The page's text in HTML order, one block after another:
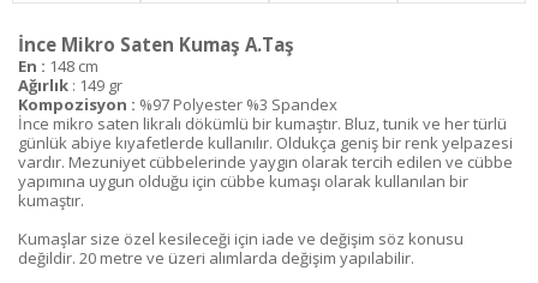
İnce Mikro Saten Kumaş A.Taş
En : 148 cm
Ağırlık : 149 gr
Kompozisyon : %97 Polyester %3 Spandex
İnce mikro saten likralı dökümlü bir kumaştır. Bluz, tunik ve her türlü
günlük abiye kıyafetlerde kullanılır. Oldukça geniş bir renk yelpazesi
vardır. Mezuniyet cübbelerinde yaygın olarak tercih edilen ve cübbe
yapımına uygun olduğu için cübbe kumaşı olarak kullanılan bir
kumaştır.
Kumaşlar size özel kesileceği için iade ve değişim söz konusu
değildir. 20 metre ve üzeri alımlarda değişim yapılabilir.